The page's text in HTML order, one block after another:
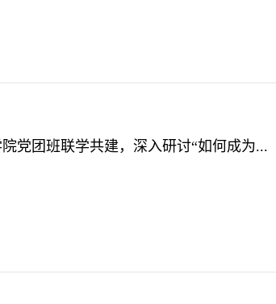
党团班联学共建，深入研讨“如何成为...